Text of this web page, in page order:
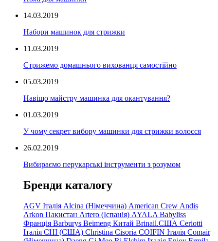
14.03.2019
Набори машинок для стрижки
11.03.2019
Стрижемо домашнього вихованця самостійно
05.03.2019
Навіщо майстру машинка для окантування?
01.03.2019
У чому секрет вибору машинки для стрижки волосся
26.02.2019
Вибираємо перукарські інструменти з розумом
Бренди каталогу
AGV Італія Alcina (Німеччина) American Crew Andis
Arkon Пакистан Artero (Іспанія) AYALA Babyliss
Франція Barburys Beimeng Китай Brinail.США Ceriotti
Італія CHI (США) Christina Cisoria COIFIN Італія Comair